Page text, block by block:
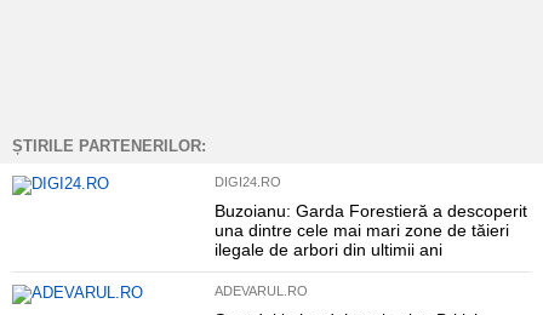
ȘTIRILE PARTENERILOR:
DIGI24.RO
Buzoianu: Garda Forestieră a descoperit
una dintre cele mai mari zone de tăieri
ilegale de arbori din ultimii ani
ADEVARUL.RO